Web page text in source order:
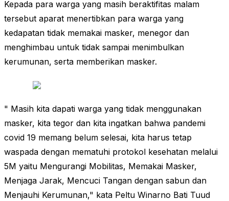
Kepada para warga yang masih beraktifitas malam
tersebut aparat menertibkan para warga yang
kedapatan tidak memakai masker, menegor dan
menghimbau untuk tidak sampai menimbulkan
kerumunan, serta memberikan masker.
" Masih kita dapati warga yang tidak menggunakan
masker, kita tegor dan kita ingatkan bahwa pandemi
covid 19 memang belum selesai, kita harus tetap
waspada dengan mematuhi protokol kesehatan melalui
5M yaitu Mengurangi Mobilitas, Memakai Masker,
Menjaga Jarak, Mencuci Tangan dengan sabun dan
Menjauhi Kerumunan," kata Peltu Winarno Bati Tuud